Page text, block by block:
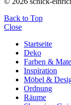
Back to Top
Close
Startseite
Deko
Farben &
Inspiration
Möbel &
Ordnung
Räume